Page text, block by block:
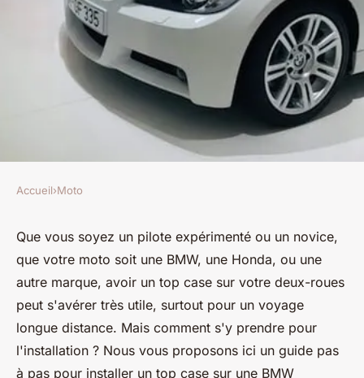
Comment installer un top case
sur une BMW K1600GT pour
un voyage longue distance ?
Sandro•28 mai 2024•6 min de lecture
Accueil›Moto
Que vous soyez un pilote expérimenté ou un novice,
que votre moto soit une BMW, une Honda, ou une
autre marque, avoir un top case sur votre deux-roues
peut s'avérer très utile, surtout pour un voyage
longue distance. Mais comment s'y prendre pour
l'installation ? Nous vous proposons ici un guide pas
à pas pour installer un top case sur une BMW